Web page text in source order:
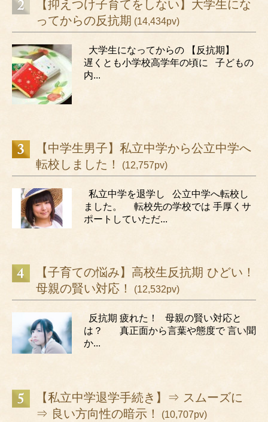
【抑えつけ子育てをしない】大学生にな
ってからの反抗期 (14,434pv)
大学生になってからの 【反抗期】
遅くとも小学校高学年の頃に 子どもの
内...
【中学生男子】私立中学から公立中学へ
転校しました！
(12,757pv)
私立中学を退学し 公立中学へ転校し
ました。 転校先の学校では 手厚くサ
ポートしていただ...
【子育ての悩み】高校生反抗期 ひどい！
母親の賢い対応！
(12,532pv)
反抗期 疲れた！ 母親の賢い対応と
は？ 真正面から言葉や態度で 言い聞
か...
【私立中学退学手続き】⇒ スムーズに
⇒ 良い方向性の暗示！
(10,707pv)